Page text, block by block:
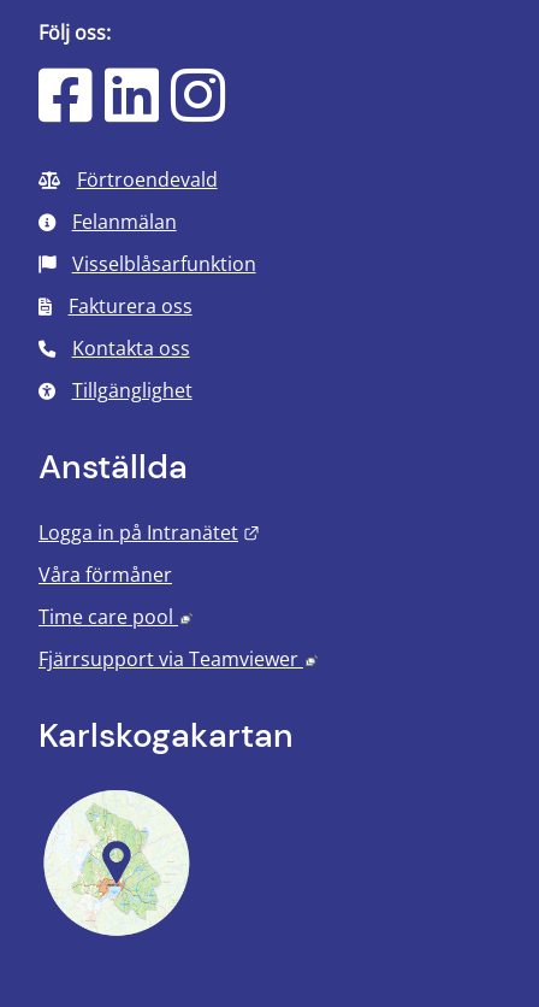
Följ oss:
Förtroendevald
Felanmälan
Visselblåsarfunktion
Fakturera oss
Kontakta oss
Tillgänglighet
Anställda
Logga in på Intranätet
Våra förmåner
Time care pool
Länk till annan webbplats, öppnas i
Fjärrsupport via Teamviewer Länk till annan
Karlskoga­kartan